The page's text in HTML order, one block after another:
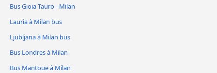
Bus Gioia Tauro - Milan
Lauria à Milan bus
Ljubljana à Milan bus
Bus Londres à Milan
Bus Mantoue à Milan